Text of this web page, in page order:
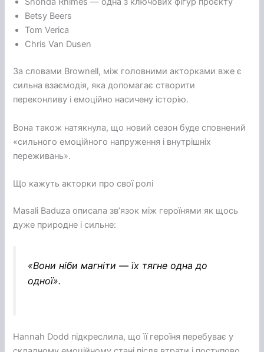
Betsy Beers
Tom Verica
Chris Van Dusen
За словами Brownell, між головними акторками вже є
сильна взаємодія, яка допомагає створити
переконливу і емоційно насичену історію.
Вона також натякнула, що новий сезон буде сповнений
«сильного емоційного напруження і внутрішніх
переживань».
Що кажуть акторки про свої ролі
Masali Baduza описала зв’язок між героїнями як щось
дуже природне і сильне:
«Вони ніби магніти — їх тягне одна до
одної».
Hannah Dodd підкреслила, що її героїня перебуває у